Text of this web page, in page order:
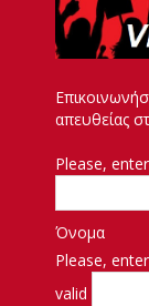
απευθείας
Please,
Όνομα
Please,
valid